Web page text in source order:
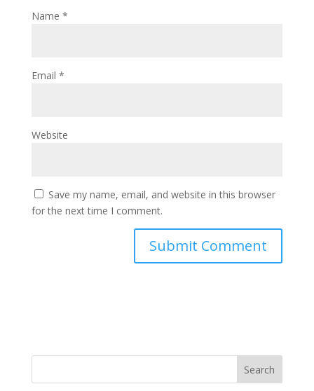
Name *
Email *
Website
Save my name, email, and website in this browser
for the next time I comment.